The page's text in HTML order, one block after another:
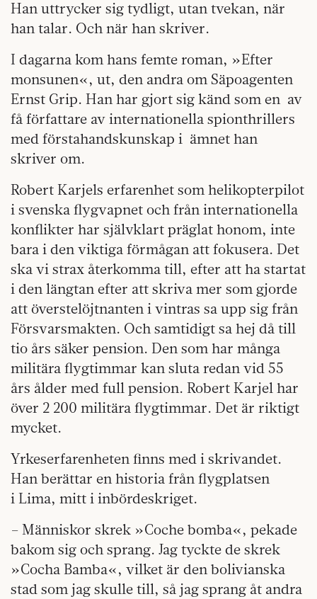
Han uttrycker sig tydligt, utan tvekan, när
han talar. Och när han skriver.
I dagarna kom hans femte roman, »Efter
monsunen«, ut, den andra om Säpoagenten
Ernst Grip. Han har gjort sig känd som en av
få författare av internationella spionthrillers
med förstahandskunskap i ämnet han
skriver om.
Robert Karjels erfarenhet som helikopterpilot
i svenska flygvapnet och från internationella
konflikter har självklart präglat honom, inte
bara i den viktiga förmågan att fokusera. Det
ska vi strax återkomma till, efter att ha startat
i den längtan efter att skriva mer som gjorde
att överstelöjtnanten i vintras sa upp sig från
Försvarsmakten. Och samtidigt sa hej då till
tio års säker pension. Den som har många
militära flygtimmar kan sluta redan vid 55
års ålder med full pension. Robert Karjel har
över 2 200 militära flygtimmar. Det är riktigt
mycket.
Yrkeserfarenheten finns med i skrivandet.
Han berättar en historia från flygplatsen
i Lima, mitt i inbördeskriget.
– Människor skrek »Coche bomba«, pekade
bakom sig och sprang. Jag tyckte de skrek
»Cocha Bamba«, vilket är den bolivianska
stad som jag skulle till, så jag sprang åt andra